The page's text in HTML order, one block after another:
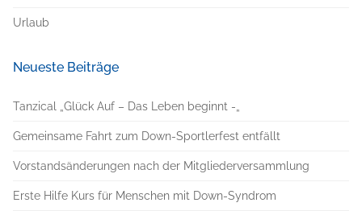
Urlaub
Neueste Beiträge
Tanzical „Glück Auf – Das Leben beginnt -„
Gemeinsame Fahrt zum Down-Sportlerfest entfällt
Vorstandsänderungen nach der Mitgliederversammlung
Erste Hilfe Kurs für Menschen mit Down-Syndrom